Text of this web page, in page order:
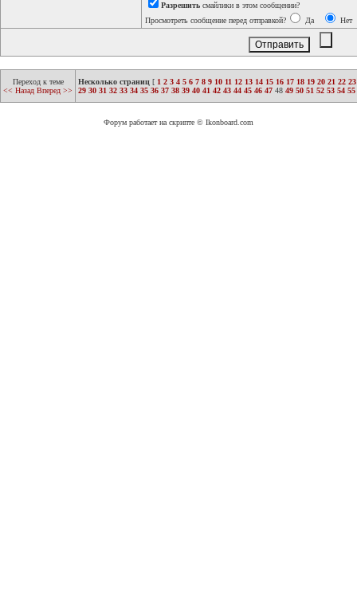
Разрешить смайлики в этом сообщении?
Просмотреть сообщение перед отправкой?
Да Нет
Переход к теме
<< Назад Вперед >>
Несколько страниц [ 1 2 3 4 5 6 7 8 9 10 11 12 13 14 15 16 17 18 19 20 21 22 23
29 30 31 32 33 34 35 36 37 38 39 40 41 42 43 44 45 46 47 48 49 50 51 52 53 54 55
Форум работает на скрипте © Ikonboard.com